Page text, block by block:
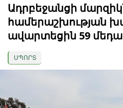
Ադրբեջանցի
համերաշխության
ավարտեցին 59
ՍՊՈՐՏ